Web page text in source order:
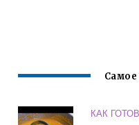
Самое
КАК